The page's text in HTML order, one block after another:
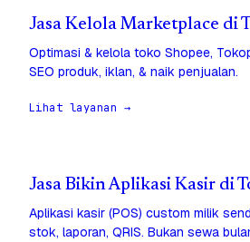
Jasa Kelola Marketplace di
Optimasi & kelola toko Shopee,
SEO produk, iklan, & naik penjualan.
Lihat layanan →
Jasa Bikin Aplikasi Kasir di
Aplikasi kasir (POS) custom milik
stok, laporan, QRIS. Bukan sewa